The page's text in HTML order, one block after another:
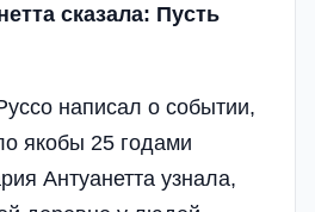
сказала: Пусть
написал о событии,
якобы 25 годами
Антуанетта узнала,